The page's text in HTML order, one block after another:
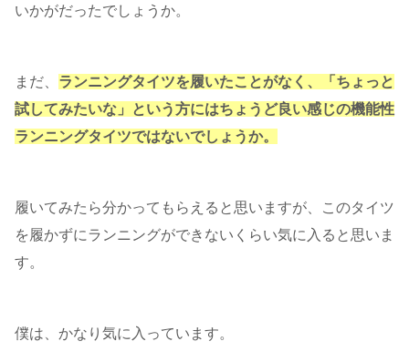
いかがだったでしょうか。
まだ、 ランニングタイツを履いたことがなく、「ちょっと
試してみたいな」という方にはちょうど良い感じの機能性
ランニングタイツではないでしょうか。
履いてみたら分かってもらえると思いますが、このタイツ
を履かずにランニングができないくらい気に入ると思いま
す。
僕は、かなり気に入っています。